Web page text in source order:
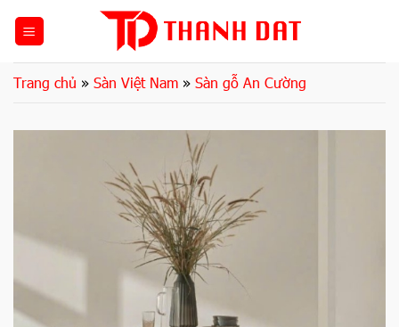
dungTrang chủ » Sàn Việt Nam » Sàn gỗ An Cường